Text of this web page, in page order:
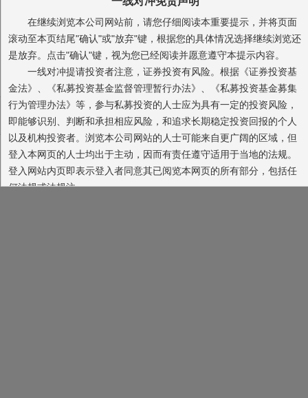
一线对冲信一对冲基金临时开放通知
2025/12/1
一线对冲信一对冲基金投资经理变更公告
2025/12/1
首页 上一页 1/ 18 下一页 末页
电脑版 触屏版
联系我们
一线投资管理有限公司
在继续浏览本公司网站前，请您仔细阅读本重要提示，并将页面
滚动至本页结尾"确认"或"放弃"键，根据您的具体情况选择继续浏览还
是放弃。点击"确认"键，视为您已经阅读并愿意遵守本提示内容。
一线对冲提请投资者注意，证券投资有风险。根据《证券投资基
金法》、《私募投资基金监督管理暂行办法》、《私募投资基金募集
行为管理办法》等，参与私募投资的人士应为具有一定的投资风险，
即能够识别、判断和承担相应风险，和追求长期稳定投资回报的个人
以及机构投资者。浏览本公司网站的人士可能来自更广阔的区域，但
登入本网页的人士均出于主动，因而有责任遵守适用于当地的法规。
登入网站内页即表示登入者同意其已阅览本网页的所有部分，包括任
何法规或法规注。